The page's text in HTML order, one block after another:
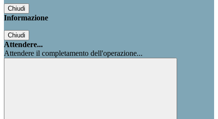
Chiudi
Informazione
Chiudi
Attendere...
Attendere il completamento dell'operazione...